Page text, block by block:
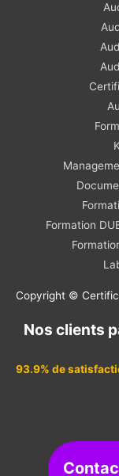
Formation
Copyright ©
Nos clients
93.9% de